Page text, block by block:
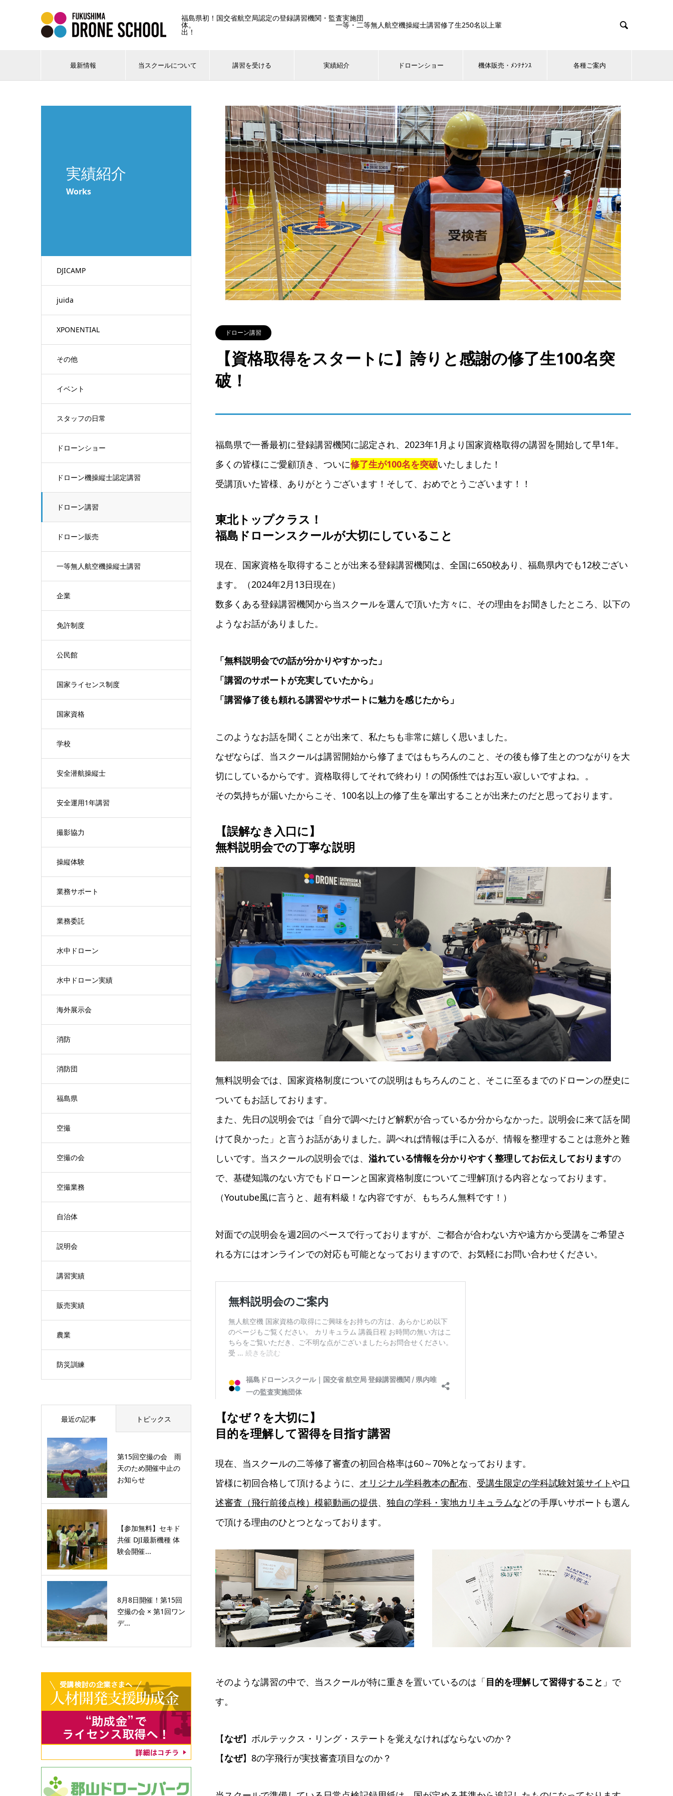
福島県初！国交省航空局認定の登録講習機関・監査実施団
体。 一等・二等無人航空機操縦士講習修了生250名以上輩
出！

最新情報 当スクールについて 講習を受ける 実績紹介 ドローンショー 機体販売・ﾒﾝﾃﾅﾝｽ 各種ご案内
実績紹介
Works
DJICAMP
juida
XPONENTIAL
その他
イベント
スタッフの日常
ドローンショー
ドローン機操縦士認定講習
ドローン講習
ドローン販売
一等無人航空機操縦士講習
企業
免許制度
公民館
国家ライセンス制度
国家資格
学校
安全潜航操縦士
安全運用1年講習
撮影協力
操縦体験
業務サポート
業務委託
水中ドローン
水中ドローン実績
海外展示会
消防
消防団
福島県
空撮
空撮の会
空撮業務
自治体
説明会
講習実績
販売実績
農業
防災訓練
ドローン講習
【資格取得をスタートに】誇りと感謝の修了生100名突
破！
福島県で一番最初に登録講習機関に認定され、2023年1月より国家資格取得の講習を開始して早1年。
多くの皆様にご愛顧頂き、ついに修了生が100名を突破いたしました！
受講頂いた皆様、ありがとうございます！そして、おめでとうございます！！
東北トップクラス！
福島ドローンスクールが大切にしていること
現在、国家資格を取得することが出来る登録講習機関は、全国に650校あり、福島県内でも12校ござい
ます。（2024年2月13日現在）
数多くある登録講習機関から当スクールを選んで頂いた方々に、その理由をお聞きしたところ、以下の
ようなお話がありました。
「無料説明会での話が分かりやすかった」
「講習のサポートが充実していたから」
「講習修了後も頼れる講習やサポートに魅力を感じたから」
このようなお話を聞くことが出来て、私たちも非常に嬉しく思いました。
なぜならば、当スクールは講習開始から修了まではもちろんのこと、その後も修了生とのつながりを大
切にしているからです。資格取得してそれで終わり！の関係性ではお互い寂しいですよね。。
その気持ちが届いたからこそ、100名以上の修了生を輩出することが出来たのだと思っております。
【誤解なき入口に】
無料説明会での丁寧な説明
無料説明会では、国家資格制度についての説明はもちろんのこと、そこに至るまでのドローンの歴史に
ついてもお話しております。
また、先日の説明会では「自分で調べたけど解釈が合っているか分からなかった。説明会に来て話を聞
けて良かった」と言うお話がありました。調べれば情報は手に入るが、情報を整理することは意外と難
しいです。当スクールの説明会では、 溢れている情報を分かりやすく整理してお伝えしておりますの
で、基礎知識のない方でもドローンと国家資格制度についてご理解頂ける内容となっております。
（Youtube風に言うと、超有料級！な内容ですが、もちろん無料です！）
対面での説明会を週2回のペースで行っておりますが、ご都合が合わない方や遠方から受講をご希望さ
れる方にはオンラインでの対応も可能となっておりますので、お気軽にお問い合わせください。
【なぜ？を大切に】
目的を理解して習得を目指す講習
現在、当スクールの二等修了審査の初回合格率は60～70%となっております。
皆様に初回合格して頂けるように、 オリジナル学科教本の配布、 受講生限定の学科試験対策サイトや口
述審査（飛行前後点検）模範動画の提供、 独自の学科・実地カリキュラムなどの手厚いサポートも選ん
で頂ける理由のひとつとなっております。
そのような講習の中で、当スクールが特に重きを置いているのは「目的を理解して習得すること 」で
す。
【なぜ】ボルテックス・リング・ステートを覚えなければならないのか？
【なぜ】8の字飛行が実技審査項目なのか？
最近の記事 トピックス
第15回空撮の会 雨
天のため開催中止の
お知らせ
【参加無料】セキド
共催 DJI最新機種 体
験会開催...
8月8日開催！第15回
空撮の会 × 第1回ワン
デ...